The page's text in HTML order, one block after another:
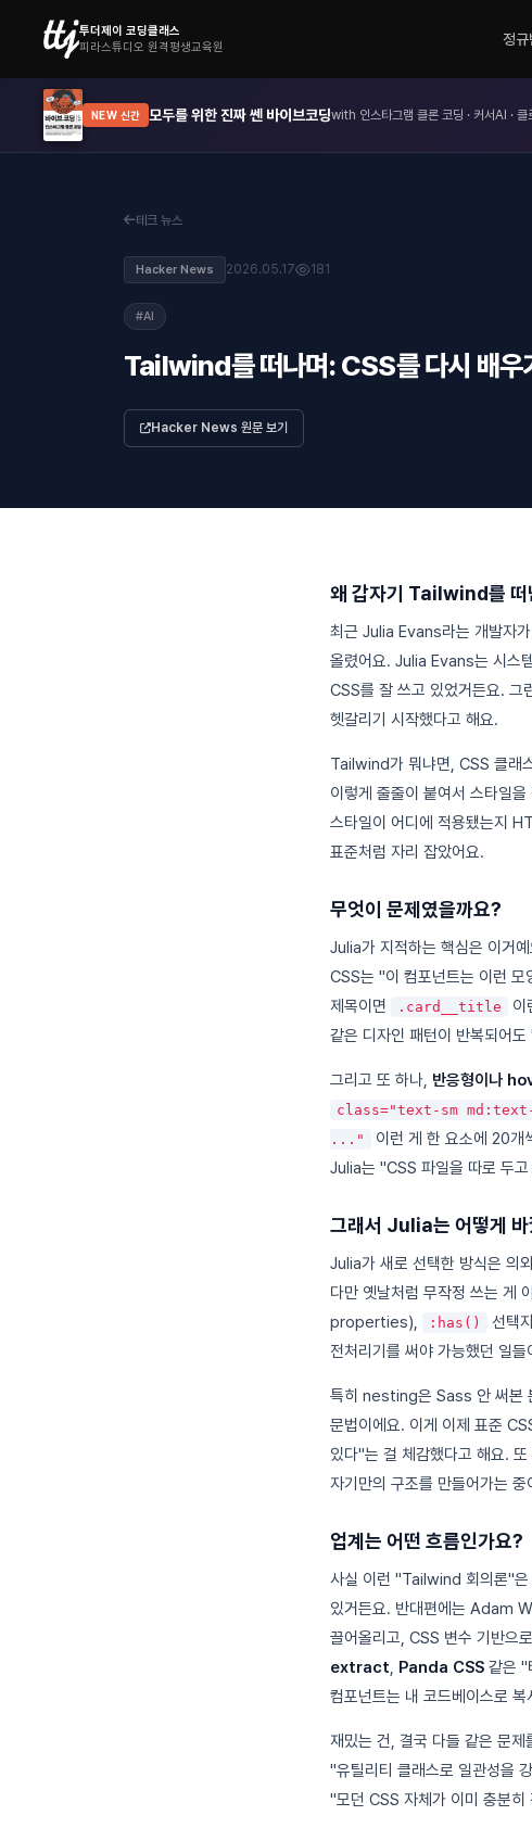
투더제이 코딩클래스
피라스튜디오 원격평생교육원
정규
NEW 신간 모두를 위한 진짜 쎈 바이브코딩with 인스타그램 클론 코딩 · 커서AI · 클
테크 뉴스
Hacker News 2026.05.17 181
#AI
Tailwind를 떠나며: CSS를 다시 배우
Hacker News 원문 보기
왜 갑자기 Tailwind를 떠
최근 Julia Evans라는 개발자
올렸어요. Julia Evans는 시스
CSS를 잘 쓰고 있었거든요.
헷갈리기 시작했다고 해요.
Tailwind가 뭐냐면, CSS 클래
이렇게 줄줄이 붙여서 스타일
스타일이 어디에 적용됐는지
표준처럼 자리 잡았어요.
무엇이 문제였을까요?
Julia가 지적하는 핵심은 이거
CSS는 "이 컴포넌트는 이런 모
제목이면
.card__title
이
같은 디자인 패턴이 반복되어
그리고 또 하나, 반응형이나
class="text-sm
..."
이런 게 한 요소에 20개
Julia는 "CSS 파일을 따로 두
그래서 Julia는 어떻게 바
Julia가 새로 선택한 방식은 의
다만 옛날처럼 무작정 쓰는 게
properties),
:has()
선택
전처리기를 써야 가능했던 일
특히 nesting은 Sass 안 써본
문법이에요. 이게 이제 표준
있다"는 걸 체감했다고 해요.
자기만의 구조를 만들어가는 중
업계는 어떤 흐름인가요?
사실 이런 "Tailwind 회의론"은
있거든요. 반대편에는 Adam
끌어올리고, CSS 변수 기반으
extract Panda CSS 같은 "
컴포넌트는 내 코드베이스로
재밌는 건, 결국 다들 같은 문
"유틸리티 클래스로 일관성을
"모던 CSS 자체가 이미 충분히